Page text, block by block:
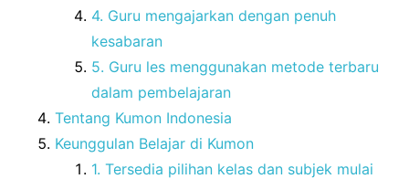
4. Guru mengajarkan dengan penuh
kesabaran
5. Guru les menggunakan metode terbaru
dalam pembelajaran
Tentang Kumon Indonesia
Keunggulan Belajar di Kumon
1. Tersedia pilihan kelas dan subjek mulai